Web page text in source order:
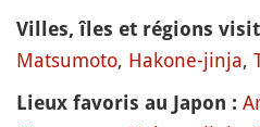
Villes, îles et régions
Matsumoto, Hakone-jinja,
Lieux favoris au Japon :